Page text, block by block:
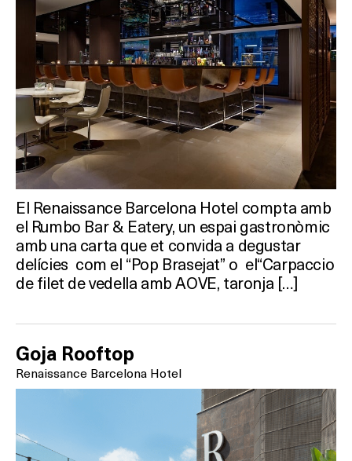
SALES
Activitats
On?
El Renaissance Barcelona Hotel compta amb
el Rumbo Bar & Eatery, un espai gastronòmic
amb una carta que et convida a degustar
delícies com el “Pop Brasejat” o el“Carpaccio
de filet de vedella amb AOVE, taronja […]
Goja Rooftop
Renaissance Barcelona Hotel